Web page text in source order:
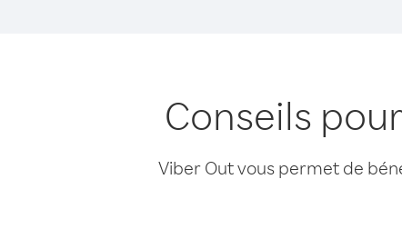
Conseils
Viber Out vous permet de